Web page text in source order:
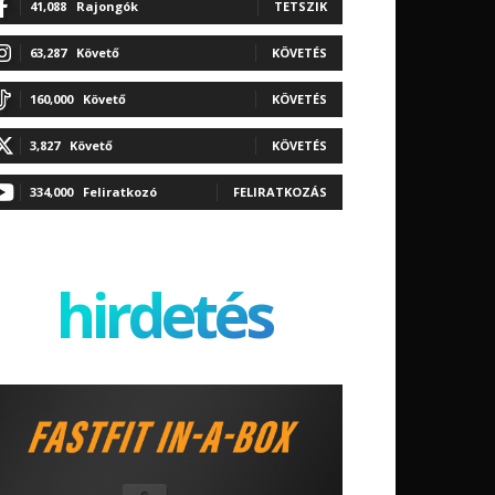
41,088 Rajongók TETSZIK
63,287 Követő KÖVETÉS
160,000 Követő KÖVETÉS
3,827 Követő KÖVETÉS
334,000 Feliratkozó FELIRATKOZÁS
hirdetés